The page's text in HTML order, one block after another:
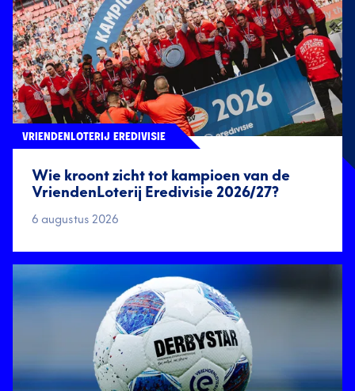
Wie kroont zicht tot kampioen van de
VriendenLoterij Eredivisie 2026/27?
VRIENDENLOTERIJ EREDIVISIE
6 augustus 2026